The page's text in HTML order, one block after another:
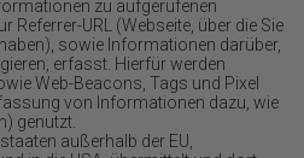
zu aufgerufenen
Referrer-URL (Webseite, über die Sie
sowie Informationen darüber,
erfasst. Hierfür werden
Web-Beacons, Tags und Pixel
von Informationen dazu, wie
genutzt.
außerhalb der EU,